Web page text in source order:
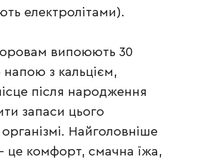
електролітами).
випоюють 30
напою з кальцієм,
після народження
запаси цього
Найголовніше
це комфорт, смачна їжа,